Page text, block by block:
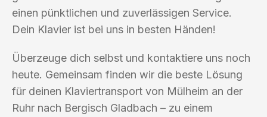
einen pünktlichen und zuverlässigen Service.
Dein Klavier ist bei uns in besten Händen!
Überzeuge dich selbst und kontaktiere uns noch
heute. Gemeinsam finden wir die beste Lösung
für deinen Klaviertransport von Mülheim an der
Ruhr nach Bergisch Gladbach – zu einem